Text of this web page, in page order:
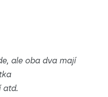
ale oba dva mají
atd.